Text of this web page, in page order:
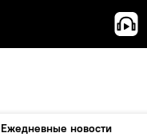
Ежедневные новости